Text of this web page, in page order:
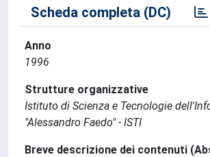
Scheda completa (DC)
Anno
1996
Strutture organizzative
Istituto di Scienza e Tecnologie
"Alessandro Faedo" - ISTI
Breve descrizione dei contenuti